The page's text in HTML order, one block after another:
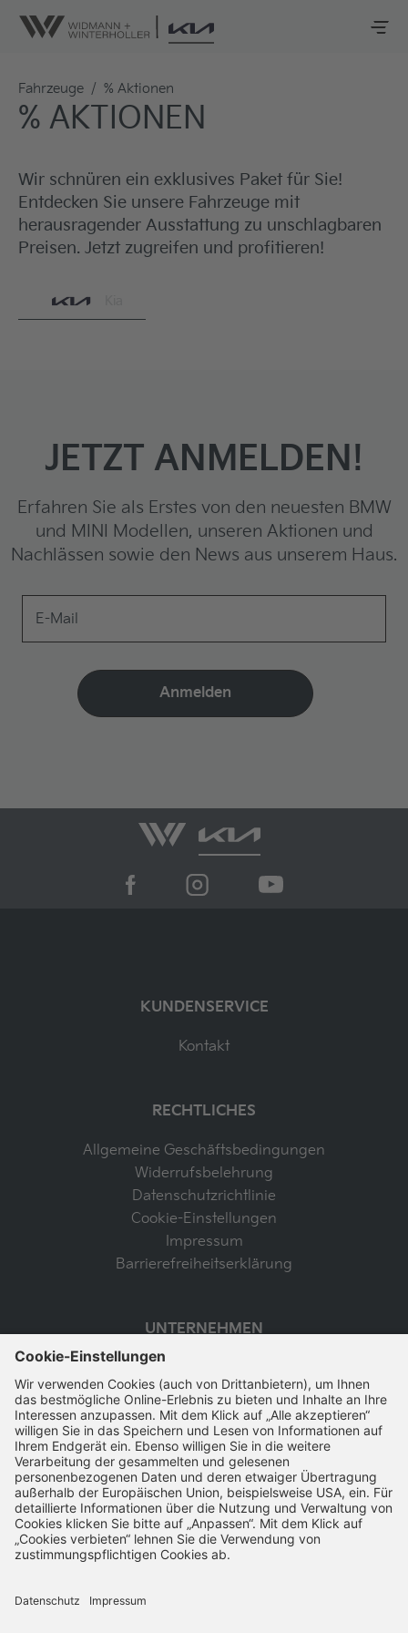
Fahrzeuge / % Aktionen
% AKTIONEN
Wir schnüren ein exklusives Paket für Sie!
Entdecken Sie unsere Fahrzeuge mit
herausragender Ausstattung zu unschlagbaren
Preisen. Jetzt zugreifen und profitieren!
JETZT ANMELDEN!
Erfahren Sie als Erstes von den neuesten BMW
und MINI Modellen, unseren Aktionen und
Nachlässen sowie den News aus unserem Haus.
E-Mail
Anmelden
KUNDENSERVICE
Kontakt
RECHTLICHES
Allgemeine Geschäftsbedingungen
Widerrufsbelehrung
Datenschutzrichtlinie
Cookie-Einstellungen
Impressum
Barrierefreiheitserklärung
UNTERNEHMEN
SSL-Verschlüsselung Schnelle Bearbeitung
VERTRAG WIDERRUFEN